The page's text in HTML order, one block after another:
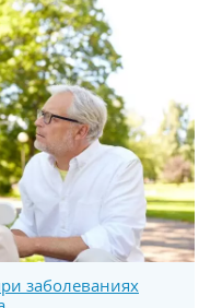
заболеваниях